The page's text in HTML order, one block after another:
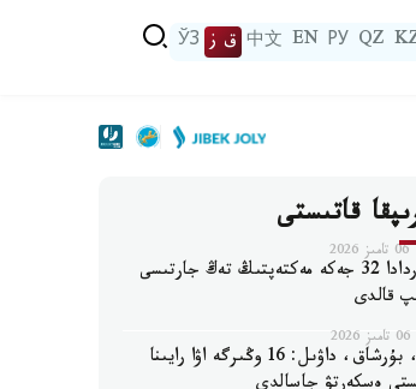
QZ
РУ
EN
中文 ق ز ЎЗ
قاتىستى
قىزىلوردادا 32 جەكە مەكتەپتىڭ تەڭ جارتىسى
قالدى
نوسەر، بۇرشاق، داۋىل: 16 وڭىرگە اۋا رايىنا